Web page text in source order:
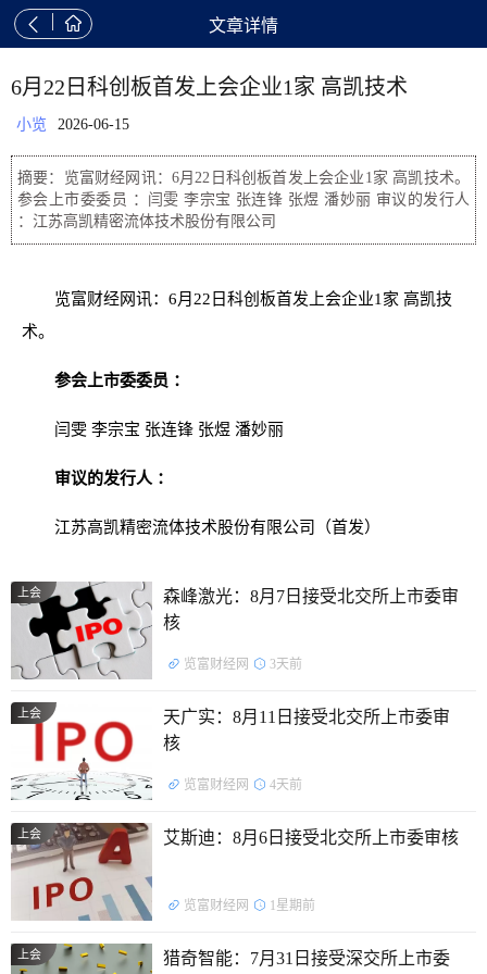
  文章详情
6月22日科创板首发上会企业1家 高凯技术
小览 2026-06-15
摘要：览富财经网讯：6月22日科创板首发上会企业1家 高凯技术。
参会上市委委员 ：闫雯 李宗宝 张连锋 张煜 潘妙丽 审议的发行人
：江苏高凯精密流体技术股份有限公司
览富财经网讯：6月22日科创板首发上会企业1家 高凯技
术。
参会上市委委员 ：
闫雯 李宗宝 张连锋 张煜 潘妙丽
审议的发行人 ：
江苏高凯精密流体技术股份有限公司（首发）
上会
森峰激光：8月7日接受北交所上市委审
核
览富财经网 3天前
上会
天广实：8月11日接受北交所上市委审
核
览富财经网 4天前
上会 艾斯迪：8月6日接受北交所上市委审核
览富财经网 1星期前
上会 猎奇智能：7月31日接受深交所上市委